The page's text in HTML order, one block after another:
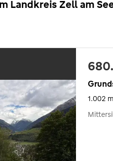
Landkreis Zell am
1.002